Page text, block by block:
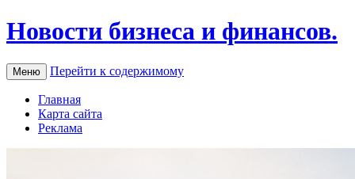
Новости бизнеса и финансов.
Меню Перейти к содержимому
Главная
Карта сайта
Реклама